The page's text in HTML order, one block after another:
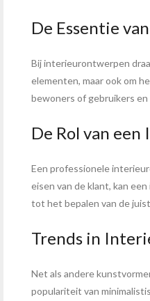
De Essentie
Bij interieurontwerpen
elementen, maar ook om
bewoners of gebruikers
De Rol van
Een professionele
eisen van de klant, kan
tot het bepalen van de
Trends in
Net als andere
populariteit van